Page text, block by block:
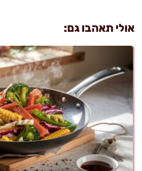
אולי תאהבו גם: